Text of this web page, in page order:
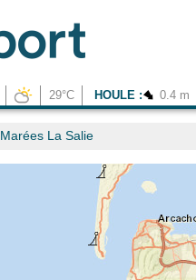
29°C HOULE : 0.4 m
Marées La Salie